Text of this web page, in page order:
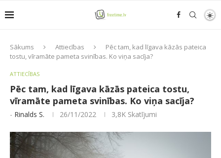
Sākums Attiecības
Pēc tam, kad līgava kāzās pateica
tostu, vīramāte pameta svinības. Ko viņa sacīja?
ATTIECĪBAS
Pēc tam, kad līgava kāzās pateica tostu,
vīramāte pameta svinības. Ko viņa sacīja?
- Rinalds S. 26/11/2022 3,8K Skatījumi